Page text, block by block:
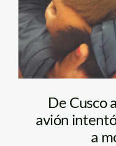
De Cusco
avión
a